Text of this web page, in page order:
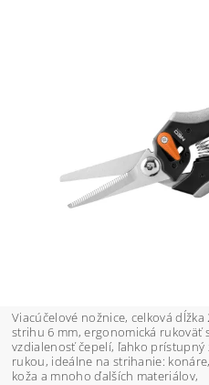
Viacúčelové nožnice, celková
strihu 6 mm, ergonomická rukoväť
vzdialenosť čepelí, ľahko
rukou, ideálne na strihanie:
koža a mnoho ďalších materiálov,